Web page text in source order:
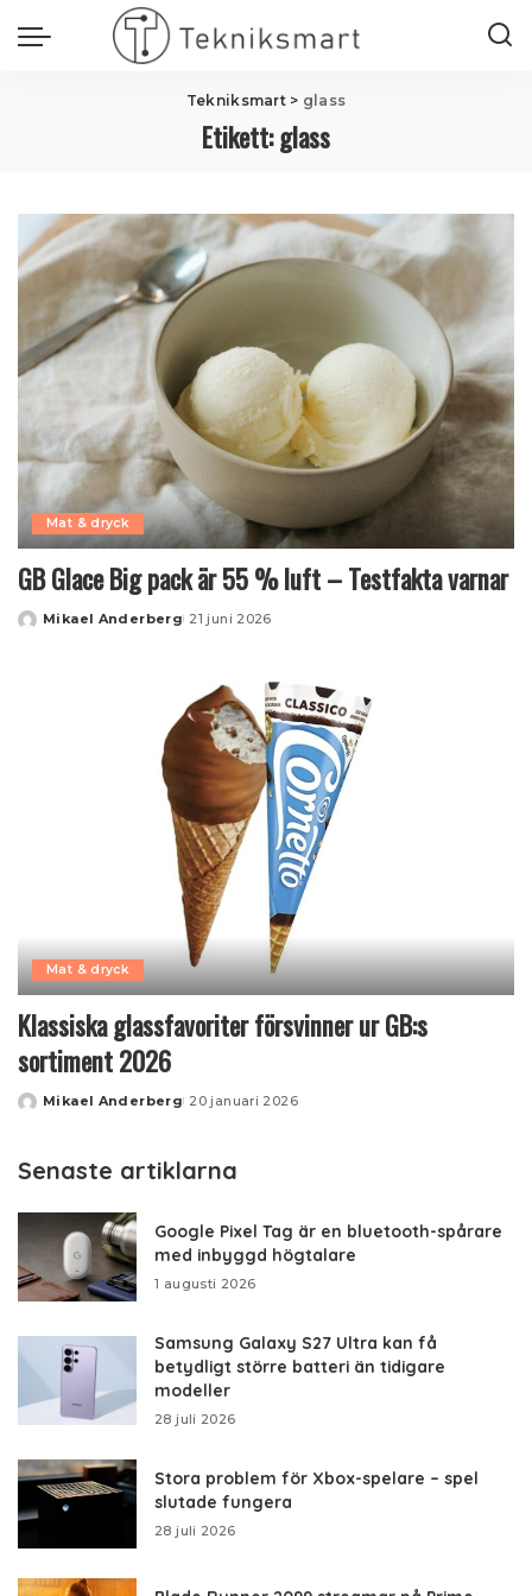
Tekniksmart> glass
Etikett:glass
Mat & dryck
GB Glace Big pack är 55 % luft – Testfakta varnar
Posted
Mikael Anderberg 21 juni 2026
Mat & dryck
Klassiska glassfavoriter försvinner ur GB:s
sortiment 2026
Posted
Mikael Anderberg 20 januari 2026
Senaste artiklarna
Google Pixel Tag är en bluetooth-spårare
med inbyggd högtalare
1 augusti 2026
Samsung Galaxy S27 Ultra kan få
betydligt större batteri än tidigare
modeller
28 juli 2026
Stora problem för Xbox-spelare – spel
slutade fungera
28 juli 2026